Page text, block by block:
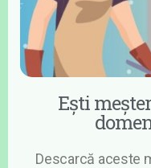
Ești
Descarcă aceste